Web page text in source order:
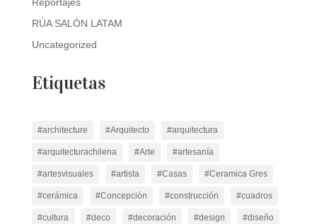
RÚA SALÓN LATAM
Uncategorized
Etiquetas
#architecture #Arquitecto #arquitectura
#arquitecturachilena #Arte #artesanía
#artesvisuales #artista #Casas #Ceramica Gres
#cerámica #Concepción #construcción #cuadros
#cultura #deco #decoración #design #diseño